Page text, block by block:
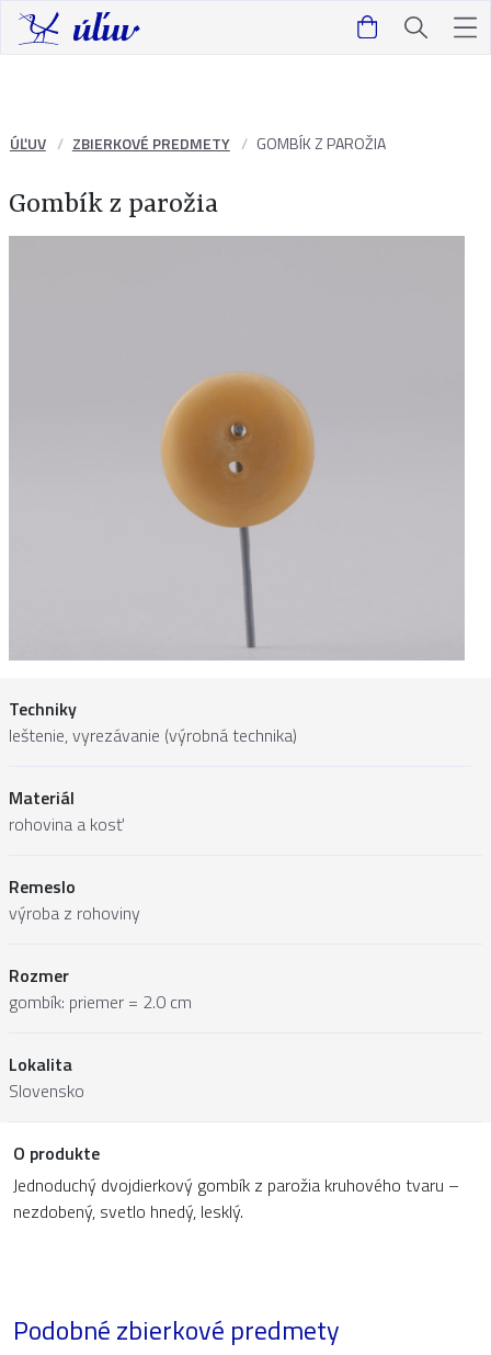
ÚĽUV ZBIERKOVÉ PREDMETY GOMBÍK Z PAROŽIA
Gombík z parožia
Techniky
leštenie, vyrezávanie (výrobná technika)
Materiál
rohovina a kosť
Remeslo
výroba z rohoviny
Rozmer
gombík: priemer = 2.0 cm
Lokalita
Slovensko
O produkte
Jednoduchý dvojdierkový gombík z parožia kruhového tvaru –
nezdobený, svetlo hnedý, lesklý.
Podobné zbierkové predmety